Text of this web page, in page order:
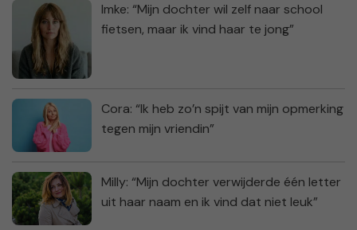
Imke: “Mijn dochter wil zelf naar school
fietsen, maar ik vind haar te jong”
Cora: “Ik heb zo’n spijt van mijn opmerking
tegen mijn vriendin”
Milly: “Mijn dochter verwijderde één letter
uit haar naam en ik vind dat niet leuk”